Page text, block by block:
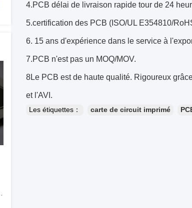
4.PCB délai de livraison rapide tour de 24
5.certification des PCB (ISO/UL E354810/
6. 15 ans d'expérience dans le service à
7.PCB n'est pas un MOQ/MOV.
8Le PCB est de haute qualité. Rigoureux
et l'AVI.
Les étiquettes： carte de circuit imprimé